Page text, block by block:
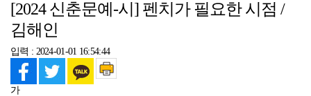
[2024 신춘문예-시] 펜치가 필요한 시점 /
김해인
입력 : 2024-01-01 16:54:44
가